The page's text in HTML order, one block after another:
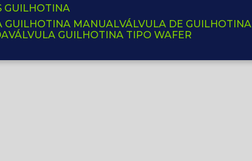
GUILHOTINA
GUILHOTINA MANUAL VÁLVULA DE GUILHOTINA
VÁLVULA GUILHOTINA TIPO WAFER